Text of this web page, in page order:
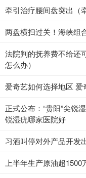
牵引治疗腰间盘突出（
两盘横扫过关！海峡组
法院判的抚养费不给还
怎么办）
爱奇艺如何选择地区
正式公布：“贵阳”尖锐
锐湿疣哪家医院好
习酒叫停对外产品开发
上半年生产原油超